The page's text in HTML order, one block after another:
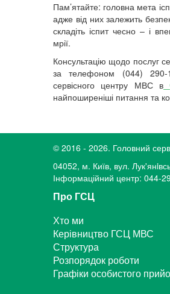
Пам’ятайте: головна мета
адже від них залежить
складіть іспит чесно – і
мрії.
Консультацію щодо послуг
за телефоном (044) 290-
сервісного центру МВС в
найпоширеніші питання та
© 2016 - 2026. Головний
04052, м. Київ, вул.
Інформаційний центр: 044-
Про ГСЦ
Хто ми
Керівництво ГСЦ МВС
Структура
Розпорядок роботи
Графіки особистого